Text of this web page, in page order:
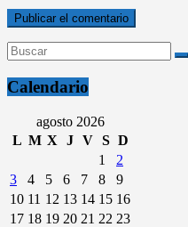
Calendario
agosto 2026
L M X J V S D
1
2
3
4 5 6 7 8
9
10 11 12 13 14 15 16
17 18 19 20 21 22 23